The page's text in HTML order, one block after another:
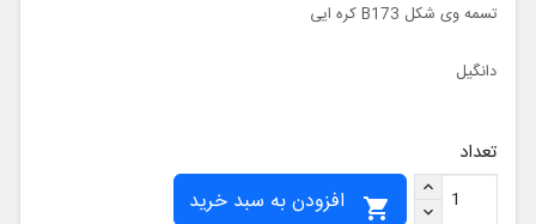
تسمه وی شکل B173 کره ایی
دانگیل
تعداد
